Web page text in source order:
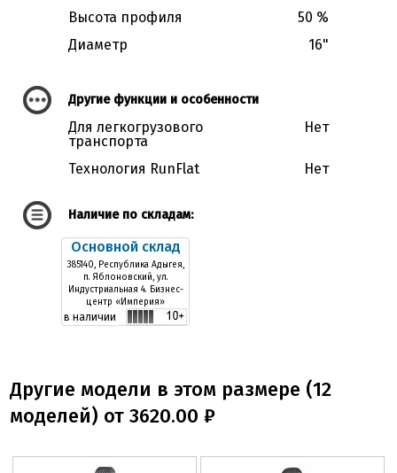
Высота профиля
50 %
Диаметр
16"
Другие функции и особенности
Для легкогрузового
транспорта
Нет
Технология RunFlat Нет
Наличие по складам:
Основной склад
385140, Республика Адыгея,
п. Яблоновский, ул.
Индустриальная 4. Бизнес-
центр «Империя»
в наличии
Другие модели в этом размере (12
моделей) от 3620.00 ₽